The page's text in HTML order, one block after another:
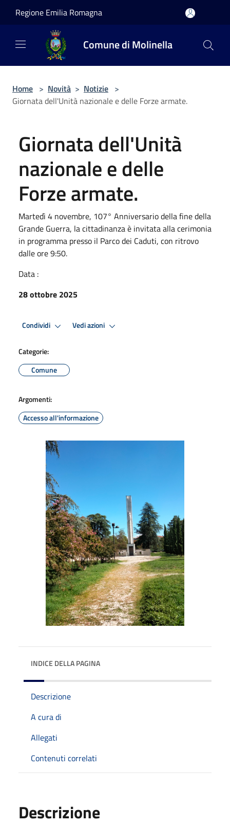
Regione Emilia Romagna
Comune di Molinella
Home > Novità > Notizie >
Giornata dell'Unità nazionale e delle Forze armate.
Giornata dell'Unità
nazionale e delle
Forze armate.
Martedì 4 novembre, 107° Anniversario della fine della
Grande Guerra, la cittadinanza è invitata alla cerimonia
in programma presso il Parco dei Caduti, con ritrovo
dalle ore 9:50.
Data :
28 ottobre 2025
Condividi Vedi azioni
Categorie:
Comune
Argomenti:
Accesso all'informazione
INDICE DELLA PAGINA
Descrizione
A cura di
Allegati
Contenuti correlati
Descrizione